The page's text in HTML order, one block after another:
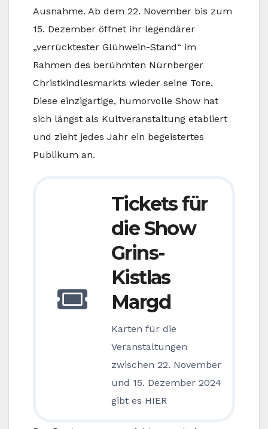
Ausnahme. Ab dem 22. November bis zum
15. Dezember öffnet ihr legendärer
„verrücktester Glühwein-Stand“ im
Rahmen des berühmten Nürnberger
Christkindlesmarkts wieder seine Tore.
Diese einzigartige, humorvolle Show hat
sich längst als Kultveranstaltung etabliert
und zieht jedes Jahr ein begeistertes
Publikum an.
Tickets für
die Show
Grins-
Kistlas
Margd
Karten für die
Veranstaltungen
zwischen 22. November
und 15. Dezember 2024
gibt es HIER